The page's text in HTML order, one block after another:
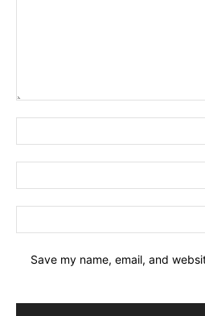
Save my name, email, and